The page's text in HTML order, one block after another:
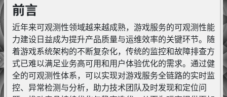
前言
近年来可观测性领域越来越成熟，游戏服务的可观测性能
力建设日益成为提升产品质量与运维效率的关键环节。随
着游戏系统架构的不断复杂化，传统的监控和故障排查方
式已难以满足业务高可用和用户体验优化的需求。通过健
全的可观测性体系，可以实现对游戏服务全链路的实时监
控、异常检测与分析，助力技术团队及时发现和定位问